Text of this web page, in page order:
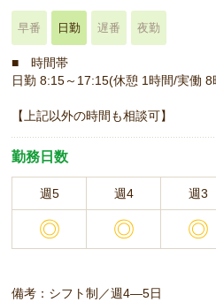
早番 日勤 遅番 夜勤
■ 時間帯
日勤 8:15～17:15(休憩 1時間/実働 8
【上記以外の時間も相談可】
勤務日数
週5 週4 週3
◎ ◎ ◎
備考：シフト制／週4―5日